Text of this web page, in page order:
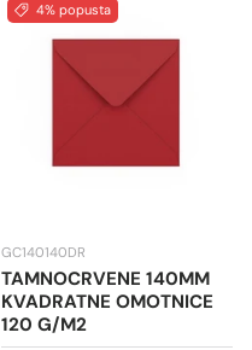
4% popusta
GC140140DR
TAMNOCRVENE 140MM
KVADRATNE OMOTNICE
120 G/M2